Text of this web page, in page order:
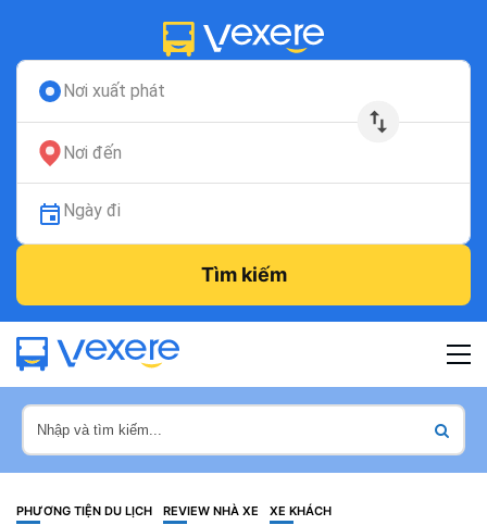
Nơi xuất phát
Nơi đến
Ngày đi
Tìm kiếm
PHƯƠNG TIỆN DU LỊCH REVIEW NHÀ XE XE KHÁCH